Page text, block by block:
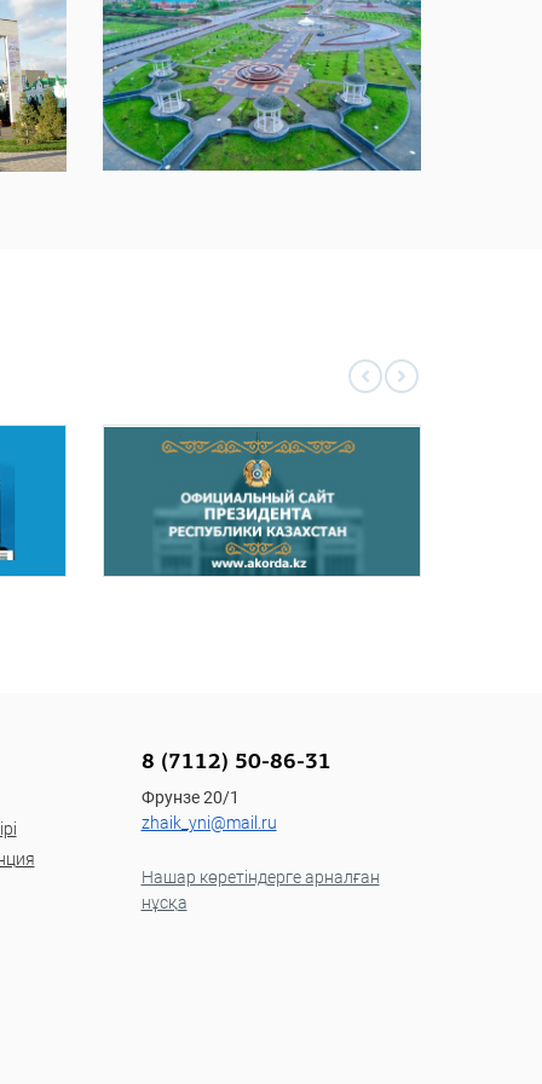
8 (7112) 50-86-31
Фрунзе 20/1
zhaik_yni@mail.ru
Нашар көретіндерге арналған
нұсқа